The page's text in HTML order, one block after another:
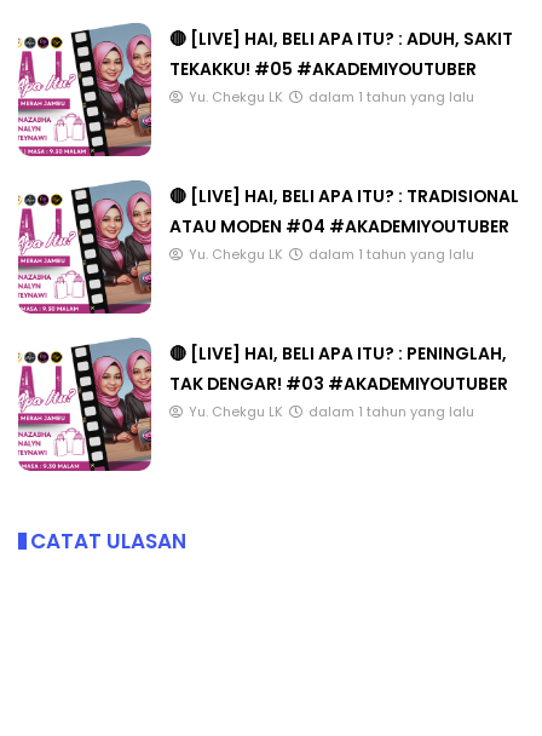
🔴 [LIVE] HAI, BELI APA ITU? : ADUH, SAKIT
TEKAKKU! #05 #AKADEMIYOUTUBER
Yu. Chekgu LK dalam 1 tahun yang lalu
🔴 [LIVE] HAI, BELI APA ITU? : TRADISIONAL
ATAU MODEN #04 #AKADEMIYOUTUBER
Yu. Chekgu LK dalam 1 tahun yang lalu
🔴 [LIVE] HAI, BELI APA ITU? : PENINGLAH,
TAK DENGAR! #03 #AKADEMIYOUTUBER
Yu. Chekgu LK dalam 1 tahun yang lalu
CATAT ULASAN